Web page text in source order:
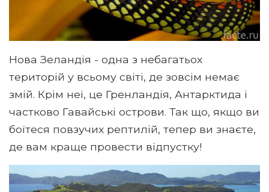
Нова Зеландія - одна з небагатьох
територій у всьому світі, де зовсім немає
змій. Крім неї, це Гренландія, Антарктида і
частково Гавайські острови. Так що, якщо ви
боїтеся повзучих рептилій, тепер ви знаєте,
де вам краще провести відпустку!